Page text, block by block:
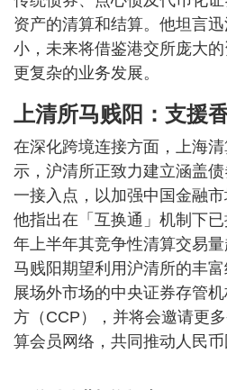
资产的清算和结算。他坦言
小，未来将借鉴港交所庞大
更复杂的业务发展。
上清所马贱阳：支援
在深化跨境连接方面，上海
示，沪清所正致力建立涵盖
一接入点，以加强中国金融市
他指出在「互换通」机制下
年上半年其竞争性清算交易量
马贱阳期望利用沪清所的丰
展场外市场的中央证券存管
方（CCP），并将会邀请更
算会员网络，共同推动人民币